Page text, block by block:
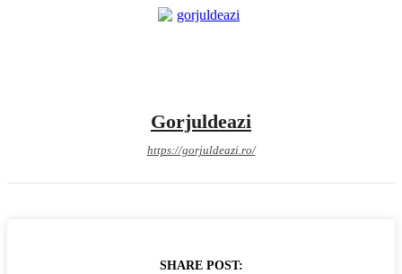
Gorjuldeazi
https://gorjuldeazi.ro/
SHARE POST: